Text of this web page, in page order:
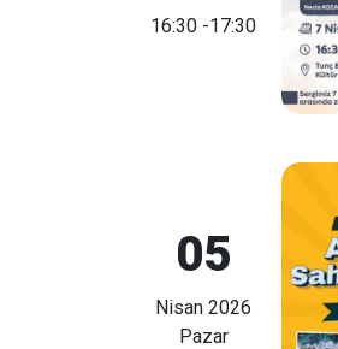
16:30 -17:30
05
Nisan 2026
Pazar